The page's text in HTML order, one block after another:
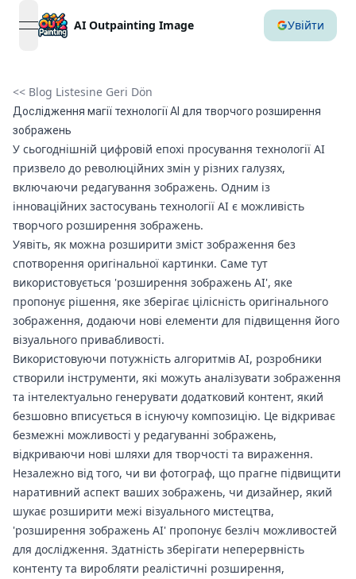
open navigation menu
AI Outpainting Image Увійти
<< Blog Listesine Geri Dön
Дослідження магії технології AI для творчого розширення
зображень
У сьогоднішній цифровій епохі просування технології AI
призвело до революційних змін у різних галузях,
включаючи редагування зображень. Одним із
інноваційних застосувань технології AI є можливість
творчого розширення зображень.
Уявіть, як можна розширити зміст зображення без
спотворення оригінальної картинки. Саме тут
використовується 'розширення зображень AI', яке
пропонує рішення, яке зберігає цілісність оригінального
зображення, додаючи нові елементи для підвищення його
візуального привабливості.
Використовуючи потужність алгоритмів AI, розробники
створили інструменти, які можуть аналізувати зображення
та інтелектуально генерувати додатковий контент, який
безшовно вписується в існуючу композицію. Це відкриває
безмежні можливості у редагуванні зображень,
відкриваючи нові шляхи для творчості та вираження.
Незалежно від того, чи ви фотограф, що прагне підвищити
наративний аспект ваших зображень, чи дизайнер, який
шукає розширити межі візуального мистецтва,
'розширення зображень AI' ​​пропонує безліч можливостей
для дослідження. Здатність зберігати неперервність
контенту та виробляти реалістичні розширення,